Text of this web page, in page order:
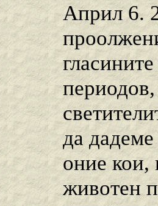
Април 6.
да
оние кои,
животен